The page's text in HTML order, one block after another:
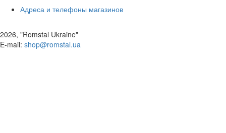
Адреса и телефоны магазинов
2026, "Romstal Ukraine"
​E-mail: shop@romstal.ua